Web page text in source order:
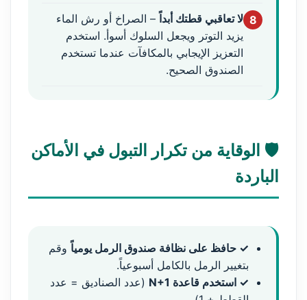
8 لا تعاقبي قطتك أبداً – الصراخ أو رش الماء
يزيد التوتر ويجعل السلوك أسوأ. استخدم
التعزيز الإيجابي بالمكافآت عندما تستخدم
الصندوق الصحيح.
🛡️ الوقاية من تكرار التبول في الأماكن
الباردة
✓ حافظ على نظافة صندوق الرمل يومياً وقم
بتغيير الرمل بالكامل أسبوعياً.
✓ استخدم قاعدة N+1
(عدد الصناديق = عدد